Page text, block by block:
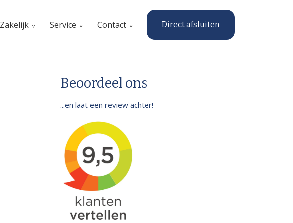
Zakelijk Service Contact Direct afsluiten
Beoordeel ons
...en laat een review achter!